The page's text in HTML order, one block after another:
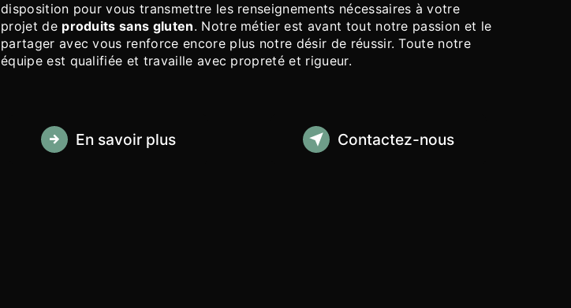
disposition pour vous transmettre les renseignements nécessaires à votre
projet de produits sans gluten. Notre métier est avant tout notre passion et le
partager avec vous renforce encore plus notre désir de réussir. Toute notre
équipe est qualifiée et travaille avec propreté et rigueur.
En savoir plus Contactez-nous